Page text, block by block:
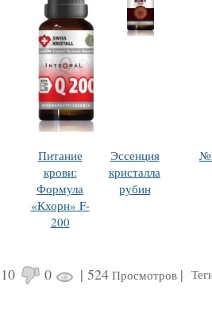
Питание
крови:
Формула
«Кхорн» F-
200
Эссенция
кристалла
рубин
10 0 | 524Просмотров |